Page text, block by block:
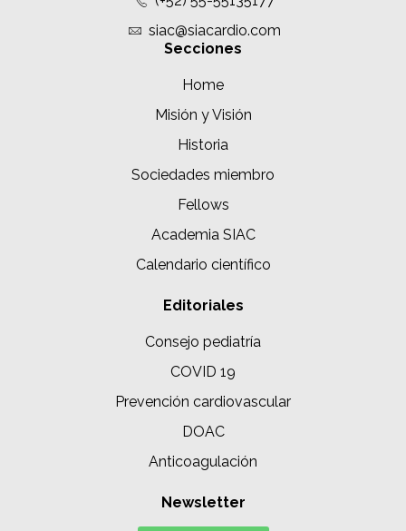
siac@siacardio.com
Secciones
Home
Misión y Visión
Historia
Sociedades miembro
Fellows
Academia SIAC
Calendario científico
Editoriales
Consejo pediatría
COVID 19
Prevención cardiovascular
DOAC
Anticoagulación
Newsletter